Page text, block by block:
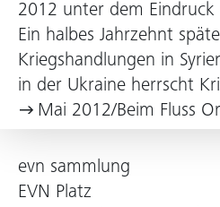
2012 unter dem Eindruck
Ein halbes Jahrzehnt
Kriegshandlungen in
in der Ukraine herrscht
Mai 2012/Beim Fluss
evn sammlung
EVN Platz